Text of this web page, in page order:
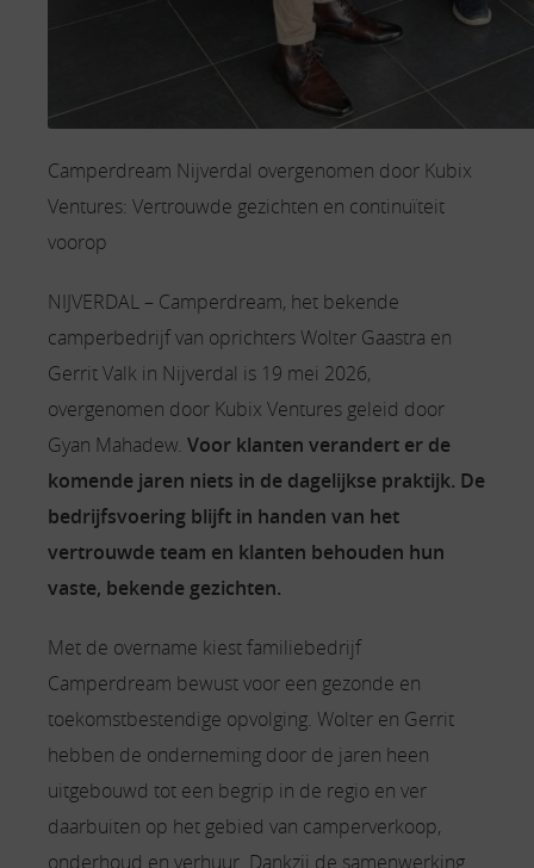
Camperdream Nijverdal overgenomen door Kubix
Ventures: Vertrouwde gezichten en continuïteit
voorop
NIJVERDAL – Camperdream, het bekende
camperbedrijf van oprichters Wolter Gaastra en
Gerrit Valk in Nijverdal is 19 mei 2026,
overgenomen door Kubix Ventures geleid door
Gyan Mahadew. Voor klanten verandert er de
komende jaren niets in de dagelijkse praktijk. De
bedrijfsvoering blijft in handen van het
vertrouwde team en klanten behouden hun
vaste, bekende gezichten.
Met de overname kiest familiebedrijf
Camperdream bewust voor een gezonde en
toekomstbestendige opvolging. Wolter en Gerrit
hebben de onderneming door de jaren heen
uitgebouwd tot een begrip in de regio en ver
daarbuiten op het gebied van camperverkoop,
onderhoud en verhuur. Dankzij de samenwerking